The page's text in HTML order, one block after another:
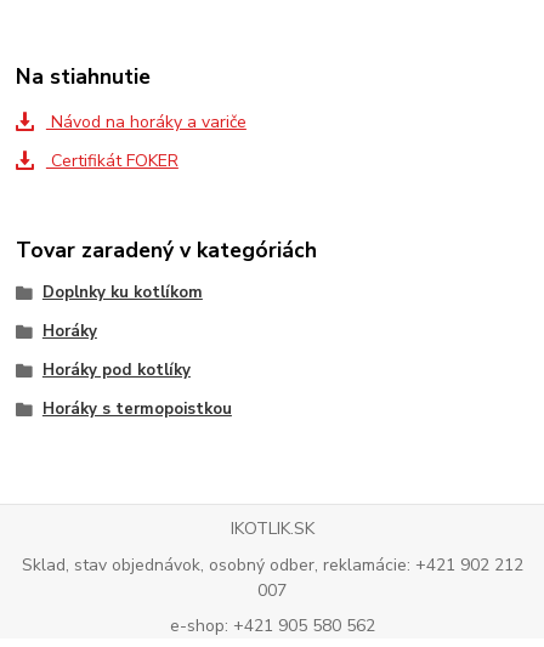
Na stiahnutie
Návod na horáky a variče
Certifikát FOKER
Tovar zaradený v kategóriách
Doplnky ku kotlíkom
Horáky
Horáky pod kotlíky
Horáky s termopoistkou
IKOTLIK.SK
Sklad, stav objednávok, osobný odber, reklamácie: +421 902 212
007
e-shop: +421 905 580 562